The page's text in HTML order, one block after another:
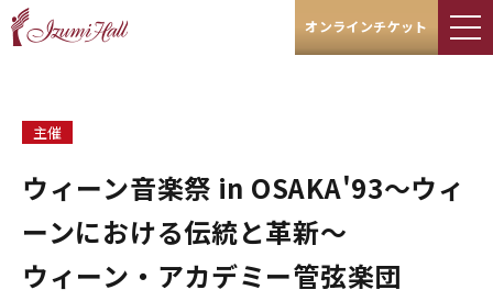
オンラインチケット
主催
ウィーン音楽祭 in OSAKA'93～ウィ
ーンにおける伝統と革新～
ウィーン・アカデミー管弦楽団